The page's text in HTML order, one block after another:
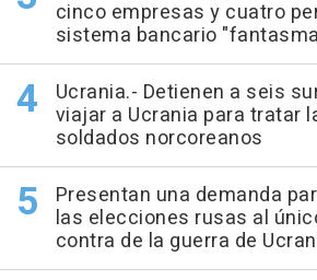
cinco empresas y cuatro
sistema bancario
Ucrania.- Detienen a seis
viajar a Ucrania para tratar
soldados norcoreanos
Presentan una demanda
las elecciones rusas al
contra de la guerra de